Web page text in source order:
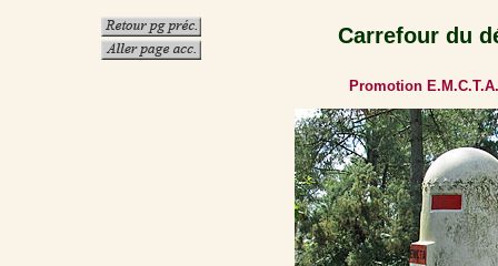
Carrefour
Promotion